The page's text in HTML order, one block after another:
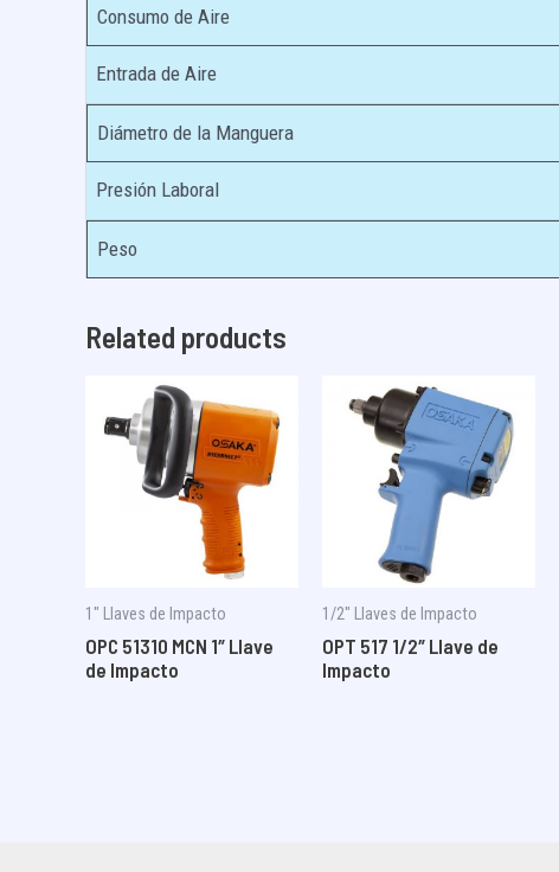
Consumo de Aire
Entrada de Aire
Diámetro de la Manguera
Presión Laboral
Peso
Related products
1″ Llaves de Impacto
OPC 51310 MCN 1″ Llave
de Impacto
1/2" Llaves de Impacto
OPT 517 1/2″ Llave de
Impacto